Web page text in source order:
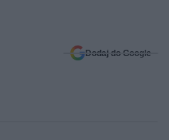
Dodaj do Google